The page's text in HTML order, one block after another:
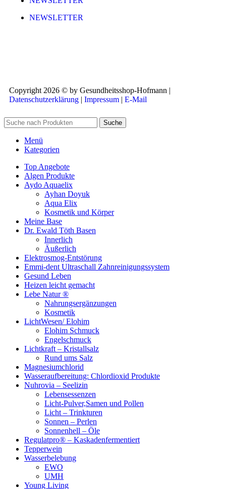
NEWSLETTER
Copyright 2026 © by Gesundheitsshop-Hofmann |
Datenschutzerklärung | Impressum | E-Mail
Suche
Menü
Kategorien
Top Angebote
Algen Produkte
Aydo Aquaelix
Ayhan Doyuk
Aqua Elix
Kosmetik und Körper
Meine Base
Dr. Ewald Töth Basen
Innerlich
Äußerlich
Elektrosmog-Entstörung
Emmi-dent Ultraschall Zahnreinigungssystem
Gesund Leben
Heizen leicht gemacht
Lebe Natur ®
Nahrungsergänzungen
Kosmetik
LichtWesen/ Elohim
Elohim Schmuck
Engelschmuck
Lichtkraft – Kristallsalz
Rund ums Salz
Magnesiumchlorid
Wasseraufbereitung: Chlordioxid Produkte
Nuhrovia – Seelizin
Lebensessenzen
Licht-Pulver,Samen und Pollen
Licht – Trinkturen
Sonnen – Perlen
Sonnenhell – Öle
Regulatpro® – Kaskadenfermentiert
Tepperwein
Wasserbelebung
EWO
UMH
Young Living